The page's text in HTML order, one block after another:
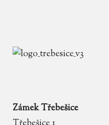
Zámek Třebešice